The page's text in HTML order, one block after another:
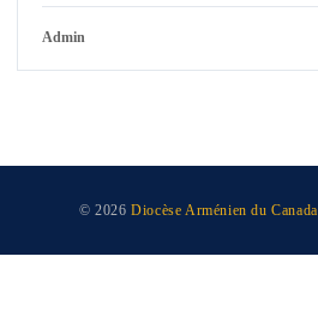
Admin
© 2026Diocèse Arménien du Canada